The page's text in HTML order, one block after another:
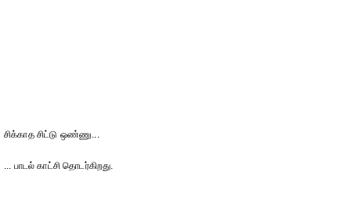
சிக்காத சிட்டு ஒண்ணு...
... பாடல் காட்சி தொடர்கிறது.